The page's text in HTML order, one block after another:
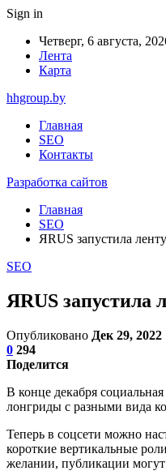
Sign in
Четверг, 6 августа,
Лента
Карта
hhgroup.by
Главная
SEO
Контакты
Разработка сайтов
Главная
SEO
ЯRUS запустила
SEO
ЯRUS запустила
Опубликовано Дек 29, 2022
0 294
Поделится
В конце декабря
лонгриды с разными вида
Теперь в соцсети можно
короткие вертикальные
желании, публикации